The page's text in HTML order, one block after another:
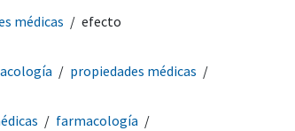
médicas
efecto
propiedades médicas
farmacología